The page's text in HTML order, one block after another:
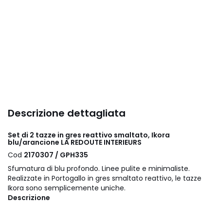
Descrizione dettagliata
Set di 2 tazze in gres reattivo smaltato, Ikora
blu/arancione LA REDOUTE INTERIEURS
Cod 2170307 / GPH335
Sfumatura di blu profondo. Linee pulite e minimaliste.
Realizzate in Portogallo in gres smaltato reattivo, le tazze
Ikora sono semplicemente uniche.
Descrizione